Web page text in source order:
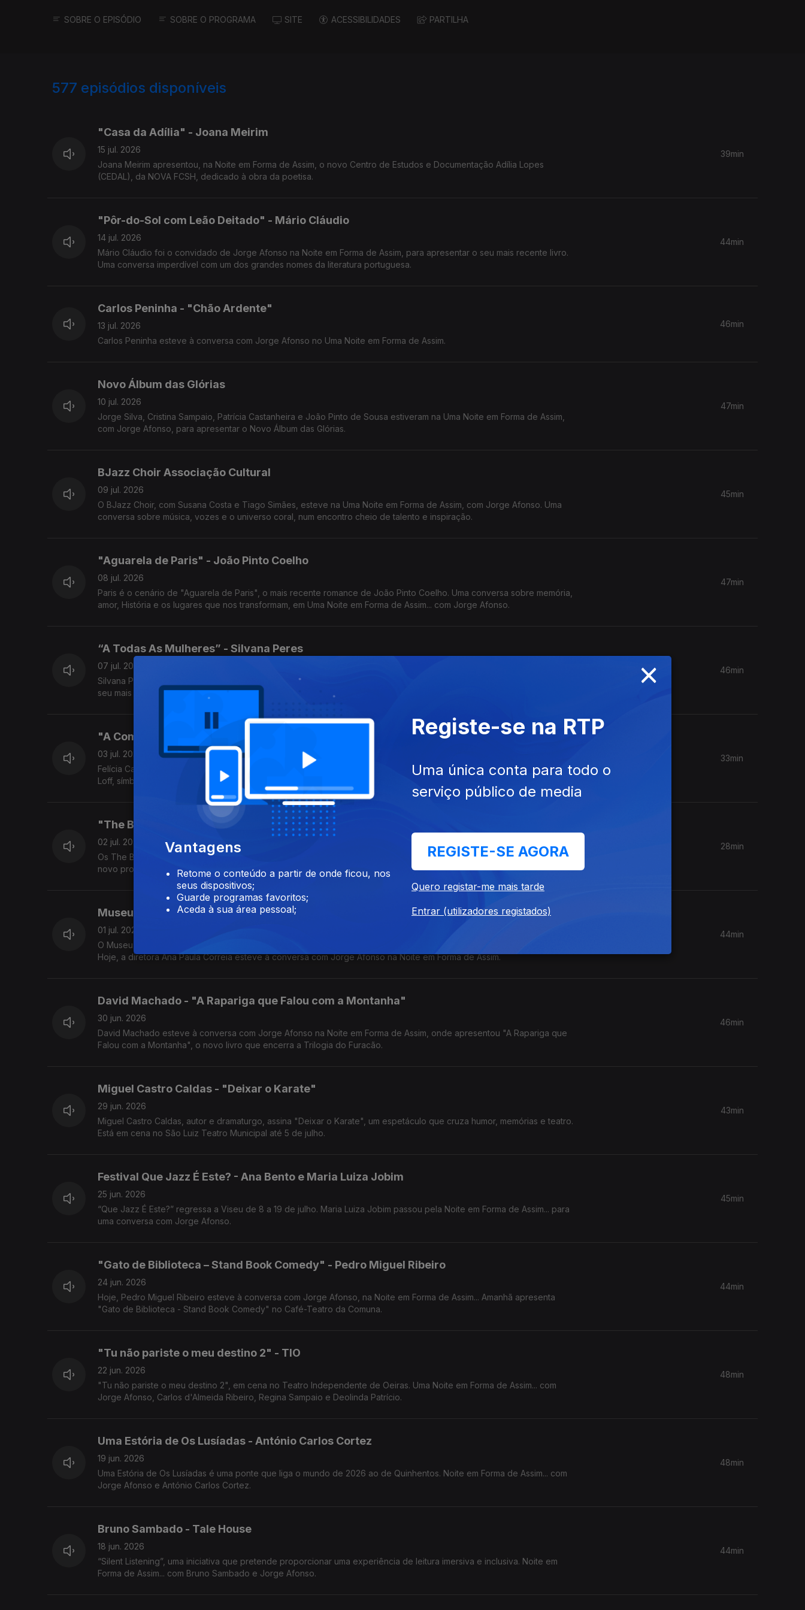
SOBRE O EPISÓDIO SOBRE O PROGRAMA SITE ACESSIBILIDADES PARTILHA
577 episódios disponíveis
"Casa da Adília" - Joana Meirim
15 jul. 2026
Joana Meirim apresentou, na Noite em Forma de Assim, o novo Centro de Estudos e Documentação Adília Lopes
(CEDAL), da NOVA FCSH, dedicado à obra da poetisa.
39min
"Pôr-do-Sol com Leão Deitado" - Mário Cláudio
14 jul. 2026
Mário Cláudio foi o convidado de Jorge Afonso na Noite em Forma de Assim, para apresentar o seu mais recente livro.
Uma conversa imperdível com um dos grandes nomes da literatura portuguesa.
44min
Carlos Peninha - "Chão Ardente"
13 jul. 2026
Carlos Peninha esteve à conversa com Jorge Afonso no Uma Noite em Forma de Assim.
46min
Novo Álbum das Glórias
10 jul. 2026
Jorge Silva, Cristina Sampaio, Patrícia Castanheira e João Pinto de Sousa estiveram na Uma Noite em Forma de Assim,
com Jorge Afonso, para apresentar o Novo Álbum das Glórias.
47min
BJazz Choir Associação Cultural
09 jul. 2026
O BJazz Choir, com Susana Costa e Tiago Simães, esteve na Uma Noite em Forma de Assim, com Jorge Afonso. Uma
conversa sobre música, vozes e o universo coral, num encontro cheio de talento e inspiração.
45min
"Aguarela de Paris" - João Pinto Coelho
08 jul. 2026
Paris é o cenário de "Aguarela de Paris", o mais recente romance de João Pinto Coelho. Uma conversa sobre memória,
amor, História e os lugares que nos transformam, em Uma Noite em Forma de Assim... com Jorge Afonso.
47min
“A Todas As Mulheres” - Silvana Peres
07 jul. 2026
Silvana Peres esteve à conversa com Jorge Afonso, no programa Uma Noite em Forma de Assim, para apresentar o
seu mais recente trabalho.
46min
"A Comunista e o Pide" - Felícia Cabrita
03 jul. 2026
Felícia Cabrita esteve à conversa com Jorge Afonso, na Noite em Forma de Assim, para dar voz à história de Carolina
Loff, símbolo da resistência à ditadura.
33min
"The Boys of The Bands" - Melão, Kapinha e Gato
02 jul. 2026
Os The Boys of The Bands estiveram hoje à conversa com Jorge Afonso, na Noite em Forma de Assim, para falar deste
novo projeto e do tema "Até ao Fim".
28min
Museu da Marioneta - 25 anos
01 jul. 2026
O Museu da Marioneta celebra 25 anos de histórias, arte e imaginação.
Hoje, a diretora Ana Paula Correia esteve à conversa com Jorge Afonso na Noite em Forma de Assim.
44min
David Machado - "A Rapariga que Falou com a Montanha"
30 jun. 2026
David Machado esteve à conversa com Jorge Afonso na Noite em Forma de Assim, onde apresentou "A Rapariga que
Falou com a Montanha", o novo livro que encerra a Trilogia do Furacão.
46min
Miguel Castro Caldas - "Deixar o Karate"
29 jun. 2026
Miguel Castro Caldas, autor e dramaturgo, assina "Deixar o Karate", um espetáculo que cruza humor, memórias e teatro.
Está em cena no São Luiz Teatro Municipal até 5 de julho.
43min
Festival Que Jazz É Este? - Ana Bento e Maria Luiza Jobim
25 jun. 2026
“Que Jazz É Este?” regressa a Viseu de 8 a 19 de julho. Maria Luiza Jobim passou pela Noite em Forma de Assim... para
uma conversa com Jorge Afonso.
45min
"Gato de Biblioteca – Stand Book Comedy" - Pedro Miguel Ribeiro
24 jun. 2026
Hoje, Pedro Miguel Ribeiro esteve à conversa com Jorge Afonso, na Noite em Forma de Assim... Amanhã apresenta
"Gato de Biblioteca - Stand Book Comedy" no Café-Teatro da Comuna.
44min
"Tu não pariste o meu destino 2" - TIO
22 jun. 2026
"Tu não pariste o meu destino 2", em cena no Teatro Independente de Oeiras. Uma Noite em Forma de Assim... com
Jorge Afonso, Carlos d'Almeida Ribeiro, Regina Sampaio e Deolinda Patrício.
48min
Uma Estória de Os Lusíadas - António Carlos Cortez
19 jun. 2026
Uma Estória de Os Lusíadas é uma ponte que liga o mundo de 2026 ao de Quinhentos. Noite em Forma de Assim... com
Jorge Afonso e António Carlos Cortez.
48min
Bruno Sambado - Tale House
18 jun. 2026
“Silent Listening”, uma iniciativa que pretende proporcionar uma experiência de leitura imersiva e inclusiva. Noite em
Forma de Assim... com Bruno Sambado e Jorge Afonso.
44min
×
Vantagens
Retome o conteúdo a partir de onde ficou, nos
seus dispositivos;
Guarde programas favoritos;
Aceda à sua área pessoal;
Registe-se na RTP
Uma única conta para todo o
serviço público de media
REGISTE-SE AGORA
Quero registar-me mais tarde
Entrar (utilizadores registados)